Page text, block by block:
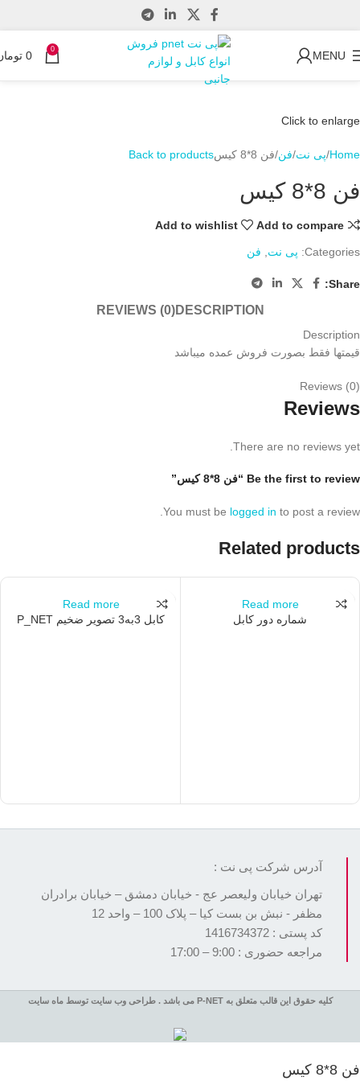
MENU
0
0
Click to enlarge
Home پی نت فن فن 8*8 کیس Back to products
فن 8*8 کیس
Add to compare
Add to wishlist
Categories: پی نت, فن
Share:
DESCRIPTION
REVIEWS (0)
Description
قیمتها فقط بصورت فروش عمده میباشد
Reviews (0)
Reviews
There are no reviews yet.
Be the first to review “فن 8*8 کیس”
You must be logged in to post a review.
Related products
Read more
شماره دور کابل
Read more
کابل 3به3 تصویر ضخیم P_NET
آدرس شرکت پی نت :
تهران خیابان ولیعصر عج - خیابان دمشق – خیابان برادران
مظفر - نبش بن بست کیا – پلاک 100 – واحد 12
کد پستی : 1416734372
مراجعه حضوری : 9:00 – 17:00
کلیه حقوق این قالب متعلق به P-NET می باشد . طراحی وب سایت توسط ماه سایت
فن 8*8 کیس